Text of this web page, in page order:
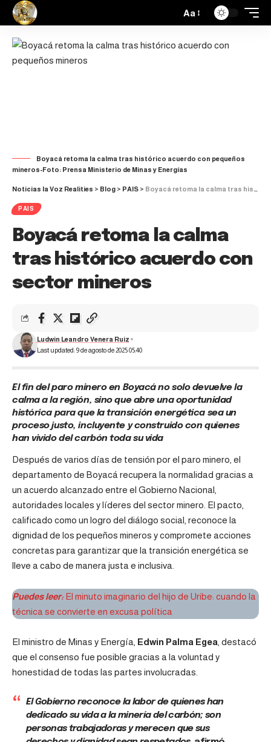
Aa
Boyacá retoma la calma tras histórico acuerdo con pequeños
mineros-Foto: Prensa Ministerio de Minas y Energías
Noticias la Voz Realities > Blog > PAIS > Boyacá retoma la calma tras histórico acuerdo con sector mineros
PAIS
Boyacá retoma la calma
tras histórico acuerdo con
sector mineros
Last updated: 9 de agosto de 2025 05:40
Ludwin Leandro Venera Ruiz
El fin del paro minero en Boyacá no solo devuelve la
calma a la región, sino que abre una oportunidad
histórica para que la transición energética sea un
proceso justo, incluyente y construido con quienes
han vivido del carbón toda su vida
Después de varios días de tensión por el paro minero, el
departamento de Boyacá recupera la normalidad gracias a
un acuerdo alcanzado entre el Gobierno Nacional,
autoridades locales y líderes del sector minero. El pacto,
calificado como un logro del diálogo social, reconoce la
dignidad de los pequeños mineros y compromete acciones
concretas para garantizar que la transición energética se
lleve a cabo de manera justa e inclusiva.
Puedes leer: El minuto imaginario del hijo de Uribe: cuando la
técnica se convierte en excusa política
El ministro de Minas y Energía, Edwin Palma Egea, destacó
que el consenso fue posible gracias a la voluntad y
honestidad de todas las partes involucradas.
El Gobierno reconoce la labor de quienes han
dedicado su vida a la minería del carbón; son
personas trabajadoras y merecen que sus